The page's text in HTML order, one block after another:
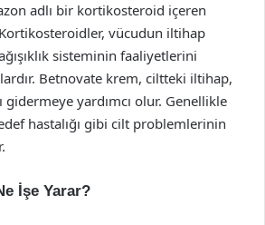
adlı bir kortikosteroid içeren
vücudun iltihap
sisteminin faaliyetlerini
Betnovate krem, ciltteki iltihap,
gidermeye yardımcı olur. Genellikle
hastalığı gibi cilt problemlerinin
İşe Yarar?